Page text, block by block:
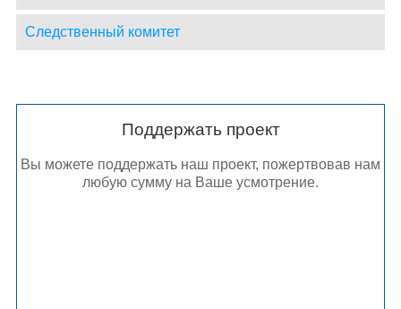
Следственный комитет
Поддержать проект
Вы можете поддержать наш проект, пожертвовав нам
любую сумму на Ваше усмотрение.